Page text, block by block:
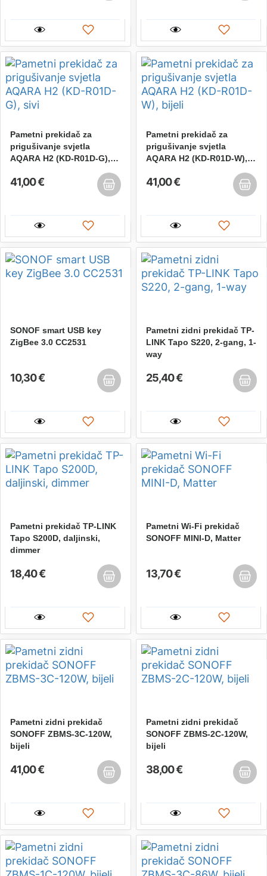
Pametni prekidač za
prigušivanje svjetla
AQARA H2 (KD-R01D-G),
41,00 €
Pametni prekidač za
prigušivanje svjetla
AQARA H2 (KD-R01D-W),
41,00 €
SONOF smart USB key
ZigBee 3.0 CC2531
10,30 €
Pametni zidni prekidač TP-
LINK Tapo S220, 2-gang, 1-
way
25,40 €
Pametni prekidač TP-LINK
Tapo S200D, daljinski,
dimmer
18,40 €
Pametni Wi-Fi prekidač
SONOFF MINI-D, Matter
13,70 €
Pametni zidni prekidač
SONOFF ZBMS-3C-120W,
bijeli
41,00 €
Pametni zidni prekidač
SONOFF ZBMS-2C-120W,
bijeli
38,00 €